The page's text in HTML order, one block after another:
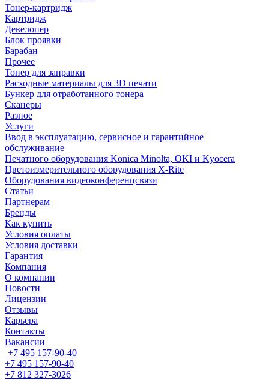
Тонер-картридж
Картридж
Девелопер
Блок проявки
Барабан
Прочее
Тонер для заправки
Расходные материалы для 3D печати
Бункер для отработанного тонера
Сканеры
Разное
Услуги
Ввод в эксплуатацию, сервисное и гарантийное
обслуживание
Печатного оборудования Konica Minolta, OKI и Kyocera
Цветоизмерительного оборудования X-Rite
Оборудования видеоконференцсвязи
Статьи
Партнерам
Бренды
Как купить
Условия оплаты
Условия доставки
Гарантия
Компания
О компании
Новости
Лицензии
Отзывы
Карьера
Контакты
Вакансии
+7 495 157-90-40
+7 495 157-90-40
+7 812 327-3026